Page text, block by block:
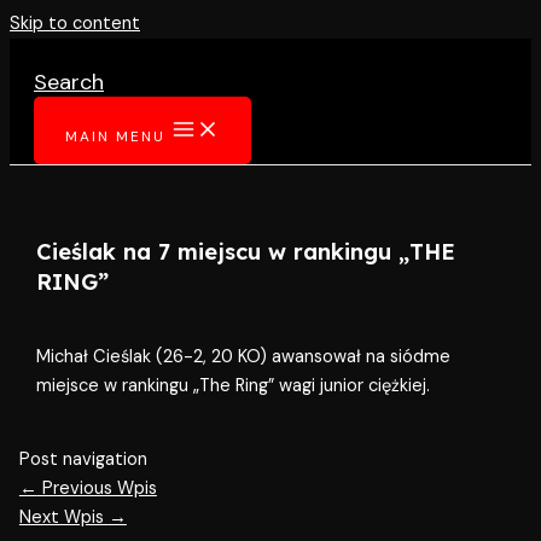
Skip to content
Search
MAIN MENU
Cieślak na 7 miejscu w rankingu „THE
RING”
Michał Cieślak (26-2, 20 KO) awansował na siódme
miejsce w rankingu „The Ring” wagi junior ciężkiej.
Post navigation
← Previous Wpis
Next Wpis →